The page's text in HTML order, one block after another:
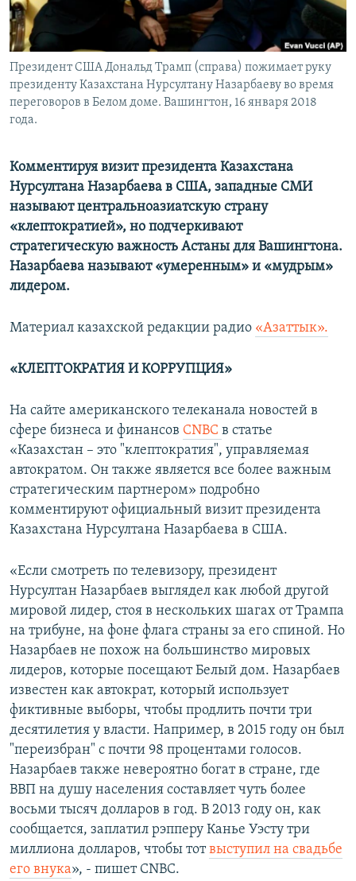
Президент США Дональд Трамп (справа) пожимает руку
президенту Казахстана Нурсултану Назарбаеву во время
переговоров в Белом доме. Вашингтон, 16 января 2018
года.
Комментируя визит президента Казахстана
Нурсултана Назарбаева в США, западные СМИ
называют центральноазиатскую страну
«клептократией», но подчеркивают
стратегическую важность Астаны для Вашингтона.
Назарбаева называют «умеренным» и «мудрым»
лидером.
Материал казахской редакции радио «Азаттык».
«КЛЕПТОКРАТИЯ И КОРРУПЦИЯ»
На сайте американского телеканала новостей в
сфере бизнеса и финансов CNBC в статье
«Казахстан – это "клептократия", управляемая
автократом. Он также является все более важным
стратегическим партнером» подробно
комментируют официальный визит президента
Казахстана Нурсултана Назарбаева в США.
«Если смотреть по телевизору, президент
Нурсултан Назарбаев выглядел как любой другой
мировой лидер, стоя в нескольких шагах от Трампа
на трибуне, на фоне флага страны за его спиной. Но
Назарбаев не похож на большинство мировых
лидеров, которые посещают Белый дом. Назарбаев
известен как автократ, который использует
фиктивные выборы, чтобы продлить почти три
десятилетия у власти. Например, в 2015 году он был
"переизбран" с почти 98 процентами голосов.
Назарбаев также невероятно богат в стране, где
ВВП на душу населения составляет чуть более
восьми тысяч долларов в год. В 2013 году он, как
сообщается, заплатил рэпперу Канье Уэсту три
миллиона долларов, чтобы тотвыступил на свадьбе
его внука», - пишет CNBC.